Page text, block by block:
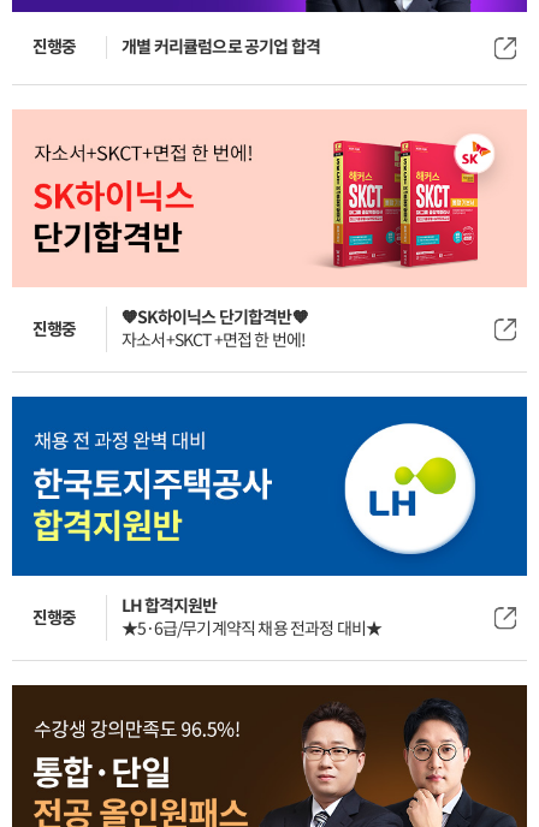
진행중 개별 커리큘럼으로 공기업 합격
진행중
🧡SK하이닉스 단기합격반🧡
자소서+SKCT+면접 한 번에!
진행중
LH 합격지원반
★5·6급/무기계약직 채용 전과정 대비★